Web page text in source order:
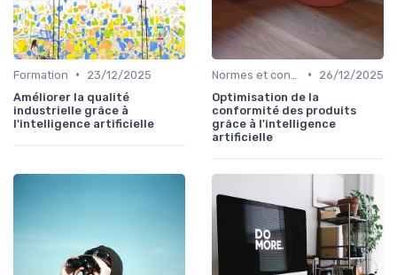
Formation •
23/12/2025
Améliorer la qualité
industrielle grâce à
l'intelligence artificielle
•
26/12/2025
Optimisation de la
conformité des produits
grâce à l'intelligence
artificielle